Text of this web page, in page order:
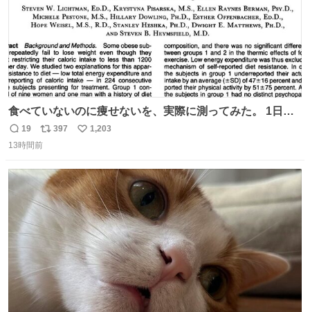
食べていないのに痩せないを、実際に測ってみた。 1日
1200kcal未満と申告しながら減量できない10人を、14日間
調査。 本人の申告は平均1028kcal/日だったが、実際の摂
51％多く見積もっていた。
返
信
19
リ
ポ
ト
数
397
い
数
1,203
13時間前